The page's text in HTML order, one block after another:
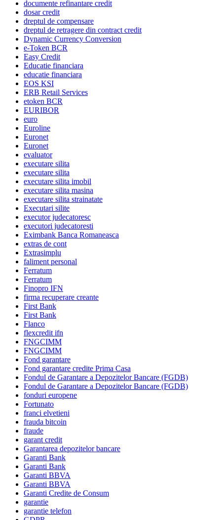
documente refinantare credit
dosar credit
dreptul de compensare
dreptul de retragere din contract credit
Dynamic Currency Conversion
e-Token BCR
Easy Credit
Educatie financiara
educatie financiara
EOS KSI
ERB Retail Services
etoken BCR
EURIBOR
euro
Euroline
Euronet
Euronet
evaluator
executare silita
executare silita
executare silita imobil
executare silita masina
executare silita strainatate
Executari silite
executor judecatoresc
executori judecatoresti
Eximbank Banca Romaneasca
extras de cont
Extrasimplu
faliment personal
Ferratum
Ferratum
Finopro IFN
firma recuperare creante
First Bank
First Bank
Flanco
flexcredit ifn
FNGCIMM
FNGCIMM
Fond garantare
Fond garantare credite Prima Casa
Fondul de Garantare a Depozitelor Bancare (FGDB)
Fondul de Garantare a Depozitelor Bancare (FGDB)
fonduri europene
Fortunato
franci elvetieni
frauda bitcoin
fraude
garant credit
Garantarea depozitelor bancare
Garanti Bank
Garanti Bank
Garanti BBVA
Garanti BBVA
Garanti Credite de Consum
garantie
garantie telefon